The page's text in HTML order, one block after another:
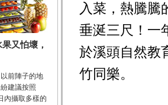
的不飽和脂
EPA和DH...
膳食纖維能
便；揮...
高，鈉含
腫病人的...
又怕壞，
前陣子的地
建議按照
內攝取多樣的
入菜，熱騰騰
垂涎三尺！一
於溪頭自然教
竹同樂。